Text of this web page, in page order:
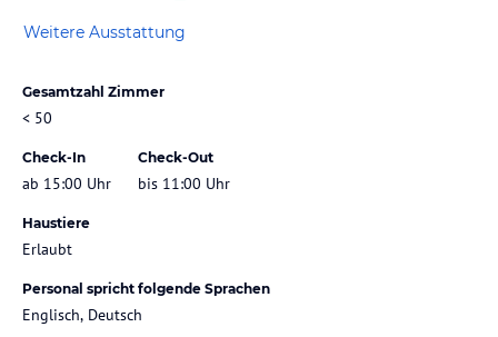
Weitere Ausstattung
Gesamtzahl Zimmer
< 50
Check-In
ab 15:00 Uhr
Check-Out
bis 11:00 Uhr
Haustiere
Erlaubt
Personal spricht folgende Sprachen
Englisch, Deutsch